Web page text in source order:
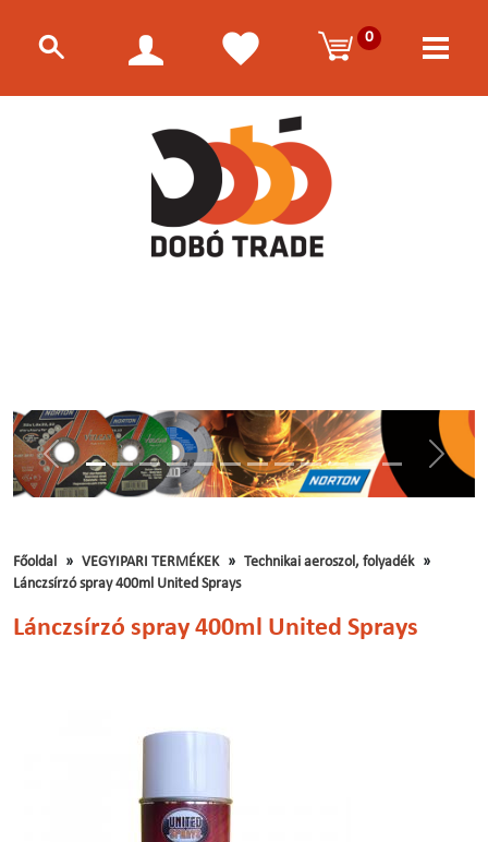
0
Előző
Főoldal VEGYIPARI TERMÉKEK
Technikai aeroszol, folyadék
Lánczsírzó spray 400ml United Sprays
Lánczsírzó spray 400ml United Sprays